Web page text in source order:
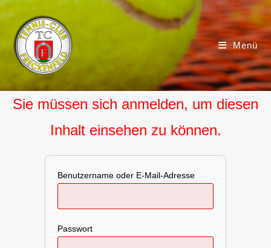
Menü
Sie müssen sich anmelden, um diesen
Inhalt einsehen zu können.
Benutzername oder E-Mail-Adresse
Passwort